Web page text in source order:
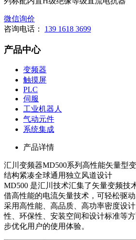
微信询价
咨询电话：
139 1618 3699
产品中心
变频器
触摸屏
PLC
伺服
工业机器人
气动元件
系统集成
产品详情
汇川变频器MD500系列高性能矢量型
结构紧凑全球通用独立风道设计
MD500 是汇川技术汇集了矢量变频技
借高性能的电流矢量技术，可轻松驱
采用高性能、高品质、高功率密度设
性、环保性、安装空间和设计标准等
步优化用户的使用体验。